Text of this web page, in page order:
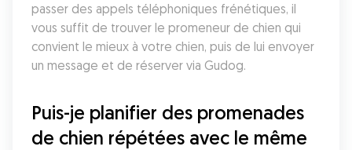
passer des appels téléphoniques frénétiques, il
vous suffit de trouver le promeneur de chien qui
convient le mieux à votre chien, puis de lui envoyer
un message et de réserver via Gudog.
Puis-je planifier des promenades
de chien répétées avec le même